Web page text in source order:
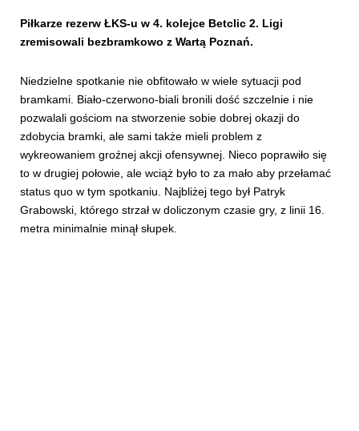
SKLEP KUP BILET
Piłkarze rezerw ŁKS-u w 4. kolejce Betclic 2. Ligi
zremisowali bezbramkowo z Wartą Poznań.
Niedzielne spotkanie nie obfitowało w wiele sytuacji pod
bramkami. Biało-czerwono-biali bronili dość szczelnie i nie
pozwalali gościom na stworzenie sobie dobrej okazji do
zdobycia bramki, ale sami także mieli problem z
wykreowaniem groźnej akcji ofensywnej. Nieco poprawiło się
to w drugiej połowie, ale wciąż było to za mało aby przełamać
status quo w tym spotkaniu. Najbliżej tego był Patryk
Grabowski, którego strzał w doliczonym czasie gry, z linii 16.
metra minimalnie minął słupek.